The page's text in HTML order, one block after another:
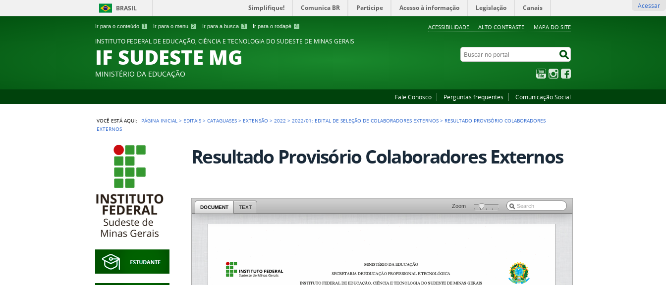
Ir para o conteúdo 1 Ir para o menu 2 Ir para a busca 3 Ir para o rodapé 4 ACESSIBILIDADE ALTO CONTRASTE MAPA DO SITE
BRASIL Simplifique! Comunica BR Participe Acesso à informação Legislação Canais Acessar
INSTITUTO FEDERAL DE EDUCAÇÃO, CIÊNCIA E TECNOLOGIA DO SUDESTE DE MINAS GERAIS
IF SUDESTE MG
MINISTÉRIO DA EDUCAÇÃO
Buscar no portal
YouTubeInstagram
Fale Conosco Perguntas frequentes Comunicação Social
VOCÊ ESTÁ AQUI: PÁGINA INICIAL > EDITAIS >CATAGUASES > EXTENSÃO >2022 >2022/01: EDITAL DE SELEÇÃO DE COLABORADORES EXTERNOS > RESULTADO PROVISÓRIO COLABORADORES
EXTERNOS
Resultado Provisório Colaboradores Externos
DOCUMENT TEXT Zoom